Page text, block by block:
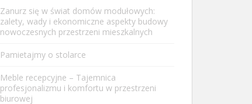
Zanurz się w świat domów modułowych:
zalety, wady i ekonomiczne aspekty budowy
nowoczesnych przestrzeni mieszkalnych
Pamietajmy o stolarce
Meble recepcyjne – Tajemnica
profesjonalizmu i komfortu w przestrzeni
biurowej